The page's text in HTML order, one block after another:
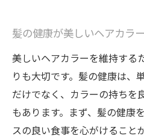
髪の輝きを保つト
髪質改善で染めた
トリートメント
ヘアカラーを長持ち
髪の栄養補給で
髪の健康が美しいヘアカラ
美しいヘアカラーを維持する
りも大切です。髪の健康は、
だけでなく、カラーの持ちを
もあります。まず、髪の健康
スの良い食事を心がけること